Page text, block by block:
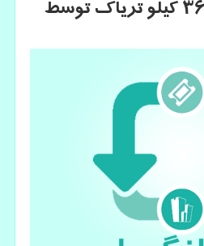
كشف قاچاق زن و ۳۶ كیلو تریاك توسط